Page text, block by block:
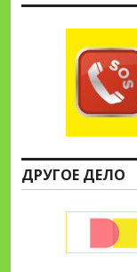
ДРУГОЕ ДЕЛО